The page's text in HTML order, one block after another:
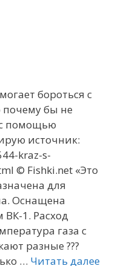
бороться с
почему бы не
с помощью
источник:
kraz-s-
© Fishki.net «Это
для
Оснащена
1. Расход
газа с
разные ???
… Читать далее